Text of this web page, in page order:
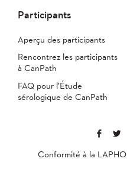
Participants
Aperçu des participants
Rencontrez les participants
à CanPath
FAQ pour l’Étude
sérologique de CanPath
Conformité à la LAPHO